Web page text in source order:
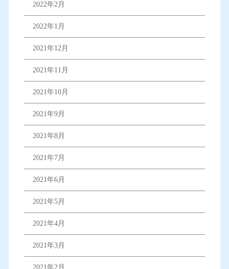
2022年2月
2022年1月
2021年12月
2021年11月
2021年10月
2021年9月
2021年8月
2021年7月
2021年6月
2021年5月
2021年4月
2021年3月
2021年2月